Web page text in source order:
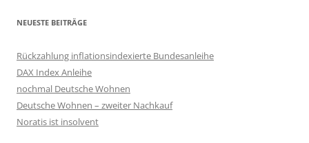
NEUESTE BEITRÄGE
Rückzahlung inflationsindexierte Bundesanleihe
DAX Index Anleihe
nochmal Deutsche Wohnen
Deutsche Wohnen – zweiter Nachkauf
Noratis ist insolvent